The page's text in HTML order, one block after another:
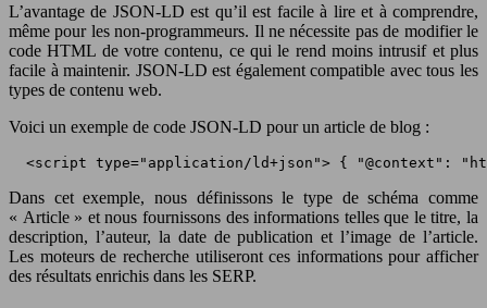
L’avantage de JSON-LD est qu’il est facile à lire et à comprendre,
même pour les non-programmeurs. Il ne nécessite pas de modifier le
code HTML de votre contenu, ce qui le rend moins intrusif et plus
facile à maintenir. JSON-LD est également compatible avec tous les
types de contenu web.
Voici un exemple de code JSON-LD pour un article de blog :
<script type="application/ld+json"> { "@context":
Dans cet exemple, nous définissons le type de schéma comme
« Article » et nous fournissons des informations telles que le titre, la
description, l’auteur, la date de publication et l’image de l’article.
Les moteurs de recherche utiliseront ces informations pour afficher
des résultats enrichis dans les SERP.